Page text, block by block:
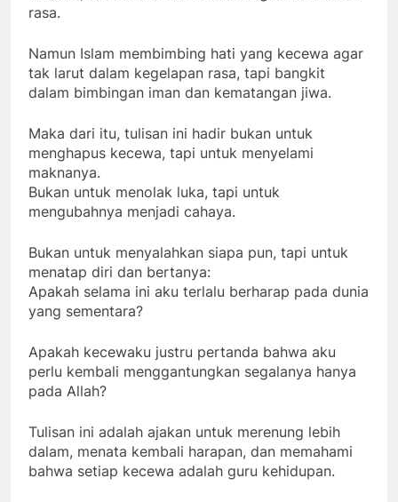
rasa.
Namun Islam membimbing hati yang kecewa agar
tak larut dalam kegelapan rasa, tapi bangkit
dalam bimbingan iman dan kematangan jiwa.
Maka dari itu, tulisan ini hadir bukan untuk
menghapus kecewa, tapi untuk menyelami
maknanya.
Bukan untuk menolak luka, tapi untuk
mengubahnya menjadi cahaya.
Bukan untuk menyalahkan siapa pun, tapi untuk
menatap diri dan bertanya:
Apakah selama ini aku terlalu berharap pada dunia
yang sementara?
Apakah kecewaku justru pertanda bahwa aku
perlu kembali menggantungkan segalanya hanya
pada Allah?
Tulisan ini adalah ajakan untuk merenung lebih
dalam, menata kembali harapan, dan memahami
bahwa setiap kecewa adalah guru kehidupan.